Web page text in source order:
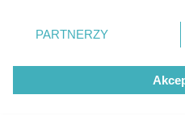
zmienić/wycofać klikając
znajdujący się w lewym
rodzaje przetwarzania
użytkownika, ale masz
przetwarzaniu. Preferencje
PARTNERZY